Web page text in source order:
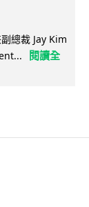
總裁 Jay Kim
閱讀全